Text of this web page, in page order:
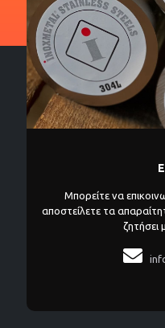
Μπορείτε να
αποστείλετε τα
ζητήσει
